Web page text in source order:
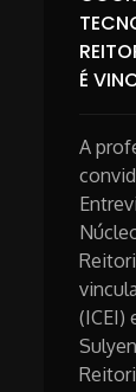
É
A
(ICEI)